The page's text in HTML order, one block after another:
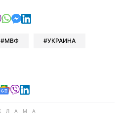
в Telegram
в Facebook
в X
отправить в Viber
отправить в Whatsapp
отправить в Messenger
отправить в LinkedIn
МВФ УКРАИНА
в Telegram
в Facebook
в X
Читайте в Google news
Читайте в Viber
Читайте в LinkedIn